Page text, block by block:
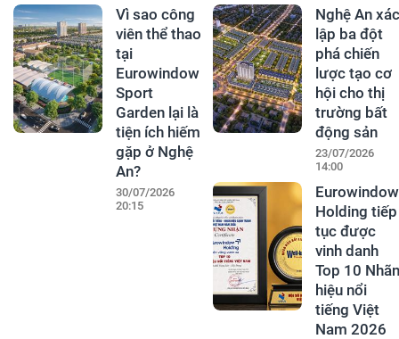
Vì sao công
viên thể thao
tại
Eurowindow
Sport
Garden lại là
tiện ích hiếm
gặp ở Nghệ
An?
30/07/2026
20:15
Nghệ An xác
lập ba đột
phá chiến
lược tạo cơ
hội cho thị
trường bất
động sản
23/07/2026
14:00
Eurowindow
Holding tiếp
tục được
vinh danh
Top 10 Nhãn
hiệu nổi
tiếng Việt
Nam 2026